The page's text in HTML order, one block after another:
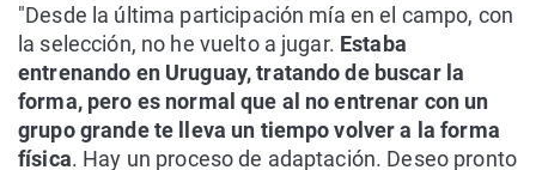
"Desde la última participación mía en el campo, con
la selección, no he vuelto a jugar. Estaba
entrenando en Uruguay, tratando de buscar la
forma, pero es normal que al no entrenar con un
grupo grande te lleva un tiempo volver a la forma
física. Hay un proceso de adaptación. Deseo pronto